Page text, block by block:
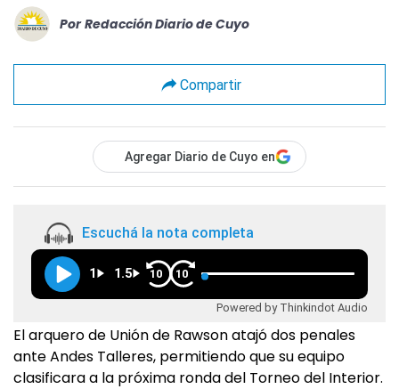
Por Redacción Diario de Cuyo
Compartir
Agregar Diario de Cuyo en
Escuchá la nota completa
1 1.5 10 10
Powered by Thinkindot Audio
El arquero de Unión de Rawson atajó dos penales
ante Andes Talleres, permitiendo que su equipo
clasificara a la próxima ronda del Torneo del Interior.